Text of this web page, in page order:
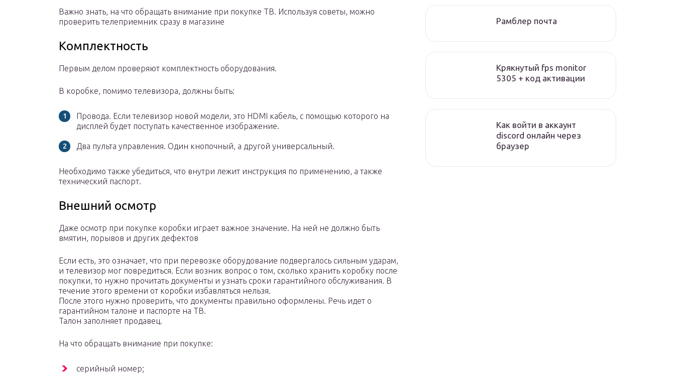
Важно знать, на что обращать внимание при покупке ТВ. Используя советы, можно
проверить телеприемник сразу в магазине
Комплектность
Первым делом проверяют комплектность оборудования.
В коробке, помимо телевизора, должны быть:
Провода. Если телевизор новой модели, это HDMI кабель, с помощью которого на
дисплей будет поступать качественное изображение.
Два пульта управления. Один кнопочный, а другой универсальный.
Необходимо также убедиться, что внутри лежит инструкция по применению, а также
технический паспорт.
Внешний осмотр
Даже осмотр при покупке коробки играет важное значение. На ней не должно быть
вмятин, порывов и других дефектов
Если есть, это означает, что при перевозке оборудование подвергалось сильным ударам,
и телевизор мог повредиться. Если возник вопрос о том, сколько хранить коробку после
покупки, то нужно прочитать документы и узнать сроки гарантийного обслуживания. В
течение этого времени от коробки избавляться нельзя.
После этого нужно проверить, что документы правильно оформлены. Речь идет о
гарантийном талоне и паспорте на ТВ.
Талон заполняет продавец.
На что обращать внимание при покупке:
серийный номер;
Рамблер почта
Крякнутый fps monitor
5305 + код активации
Как войти в аккаунт
discord онлайн через
браузер